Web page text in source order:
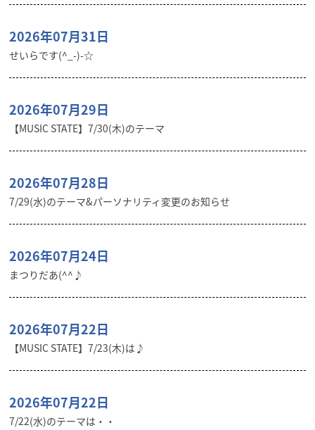
2026年07月31日
せいらです(^_-)-☆
2026年07月29日
【MUSIC STATE】7/30(木)のテーマ
2026年07月28日
7/29(水)のテーマ&パーソナリティ変更のお知らせ
2026年07月24日
まつりだあ(^^♪
2026年07月22日
【MUSIC STATE】7/23(木)は♪
2026年07月22日
7/22(水)のテーマは・・